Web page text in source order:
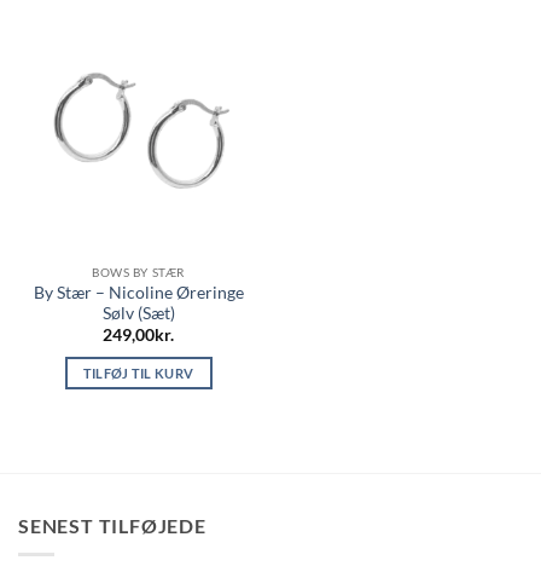
BOWS BY STÆR
By Stær – Nicoline Øreringe
Sølv (Sæt)
249,00kr.
TILFØJ TIL KURV
SENEST TILFØJEDE